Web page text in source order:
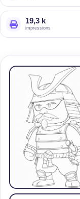
19,3 k
impressions